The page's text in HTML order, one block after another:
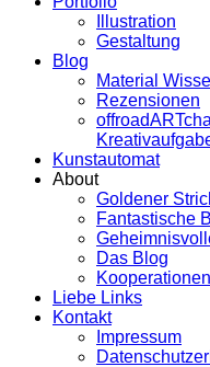
Illustration
Gestaltung
Blog
Material
Rezensionen
Kunstautomat
About
Goldener
Fantastische
Das Blog
Kooperationen
Liebe Links
Kontakt
Impressum